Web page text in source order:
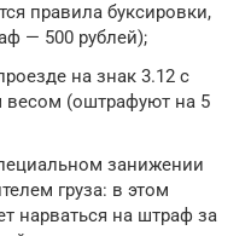
правила буксировки,
— 500 рублей);
на знак 3.12 с
(оштрафуют на 5
занижении
груза: в этом
нарваться на штраф за